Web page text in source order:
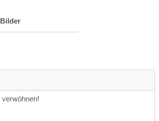
Bilder